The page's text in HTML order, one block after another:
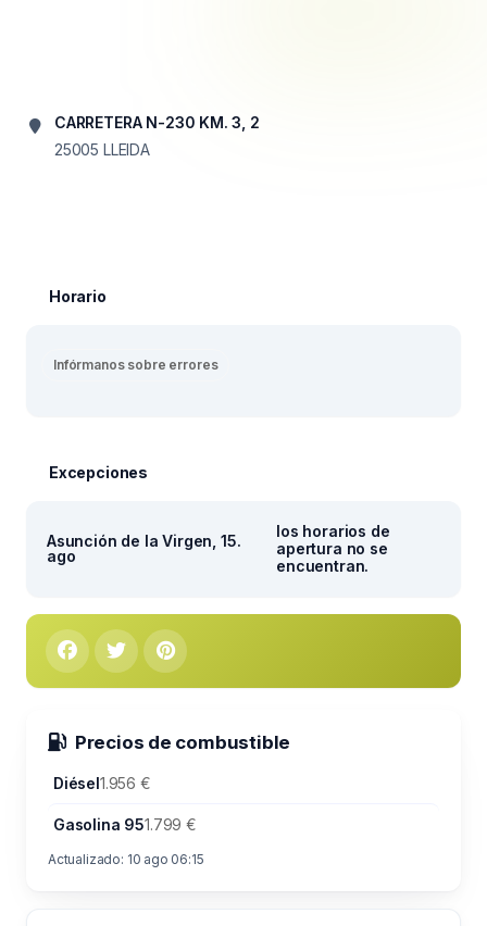
CARRETERA N-230 KM. 3, 2
25005 LLEIDA
Horario
Infórmanos sobre errores
Excepciones
Asunción de la Virgen, 15.
ago
los horarios de
apertura no se
encuentran.
Precios de combustible
Diésel1.956 €
Gasolina 951.799 €
Actualizado: 10 ago 06:15